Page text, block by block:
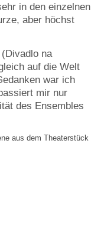
in den einzelnen
aber höchst
na
auf die Welt
war ich
mir nur
des Ensembles
aus dem Theaterstück